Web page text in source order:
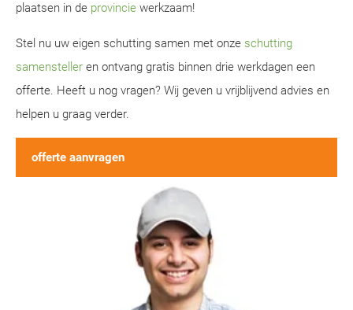
plaatsen in de provincie werkzaam!
Stel nu uw eigen schutting samen met onze schutting
samensteller en ontvang gratis binnen drie werkdagen een
offerte. Heeft u nog vragen? Wij geven u vrijblijvend advies en
helpen u graag verder.
offerte aanvragen